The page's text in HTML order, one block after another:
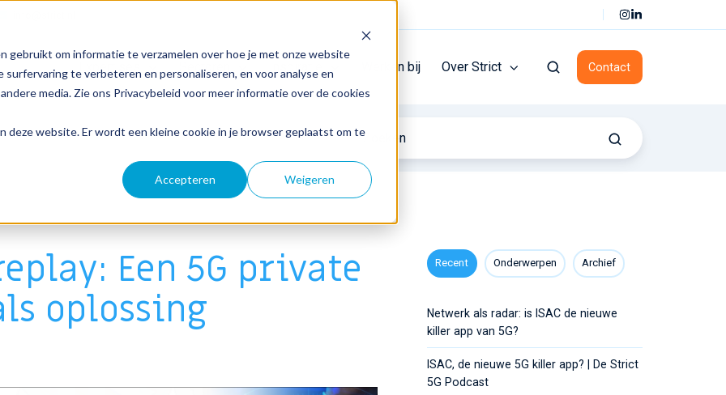
gebruikt om informatie te verzamelen over hoe je met onze website
te verbeteren en personaliseren, en voor analyse en
media. Zie ons Privacybeleid voor meer informatie over de cookies
deze website. Er wordt een kleine cookie in je browser geplaatst om te
Accepteren Weigeren
Expertises Sectoren Inspiratie Werken bij Over Strict Contact
Een 5G private
oplossing
Recent Onderwerpen Archief
Netwerk als radar: is ISAC de nieuwe
killer app van 5G?
ISAC, de nieuwe 5G killer app? | De Strict
5G Podcast